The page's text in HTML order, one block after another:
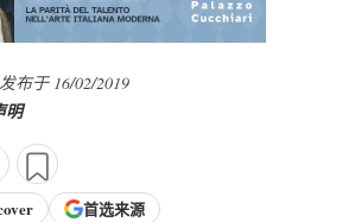
布于 16/02/2019
明
首选来源